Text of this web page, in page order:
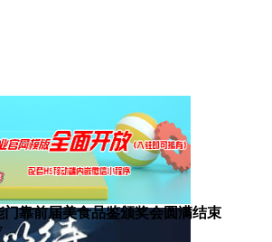
靠前届美食品鉴颁奖会圆满结束